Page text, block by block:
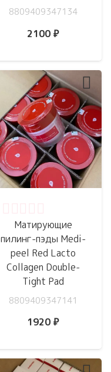
8809409347134
2100 ₽
Матирующие
пилинг-пэды Medi-
peel Red Lacto
Collagen Double-
Tight Pad
8809409347141
1920 ₽